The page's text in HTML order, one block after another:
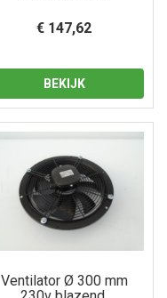
€ 147,62
BEKIJK
Ventilator Ø 300 mm